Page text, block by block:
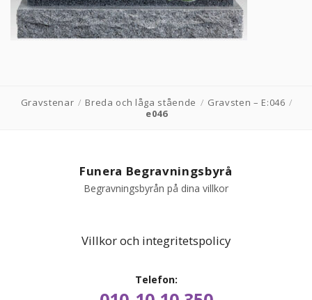
PRODUKTER & PRISER
LIVESTREAMING
Gravstenar / Breda och låga stående / Gravsten – E:046 /
e046
Funera Begravningsbyrå
Begravningsbyrån på dina villkor
Villkor och integritetspolicy
Telefon: